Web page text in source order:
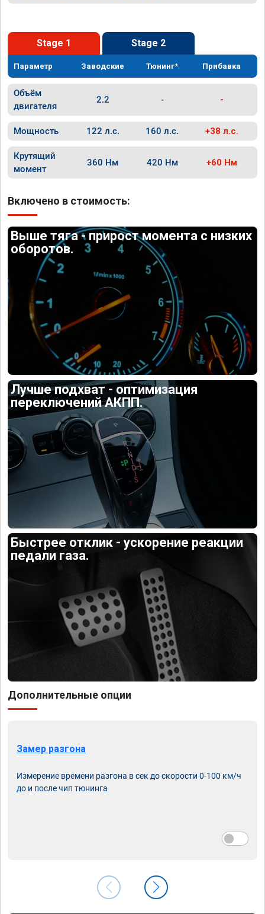
Stage 1 Stage 2
Параметр Заводские Тюнинг* Прибавка
Объём
двигателя
2.2 - -
Мощность 122 л.с. 160 л.с. +38 л.с.
Крутящий
момент
360 Нм 420 Нм +60 Нм
Включено в стоимость:
Выше тяга - прирост момента с низких
оборотов.
Лучше подхват - оптимизация
переключений АКПП.
Быстрее отклик - ускорение реакции
педали газа.
Дополнительные опции
Замер разгона
Измерение времени разгона в сек до скорости 0-100 км/ч
до и после чип тюнинга